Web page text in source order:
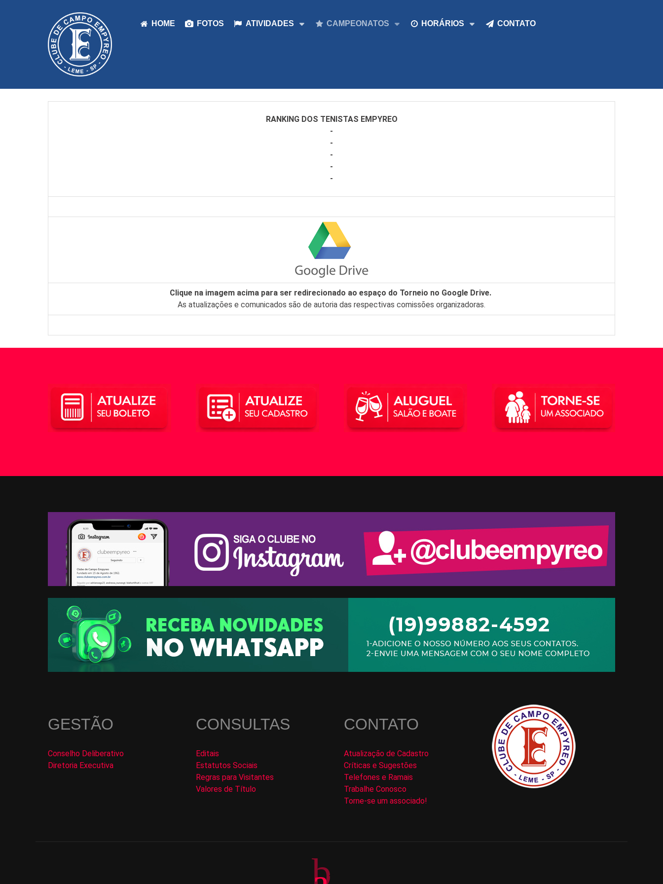
HOME FOTOS ATIVIDADES CAMPEONATOS HORÁRIOS CONTATO
RANKING DOS TENISTAS EMPYREO
-
-
-
-
-
Clique na imagem acima para ser redirecionado ao espaço do Torneio no Google Drive.
As atualizações e comunicados são de autoria das respectivas comissões organizadoras.
GESTÃO
Conselho Deliberativo
Diretoria Executiva
CONSULTAS
Editais
Estatutos Sociais
Regras para Visitantes
Valores de Título
CONTATO
Atualização de Cadastro
Críticas e Sugestões
Telefones e Ramais
Trabalhe Conosco
Torne-se um associado!